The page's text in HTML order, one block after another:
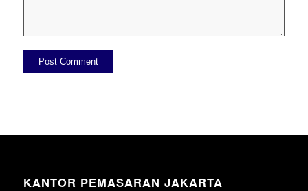
KANTOR PEMASARAN JAKARTA